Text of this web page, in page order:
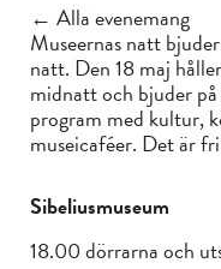
← Alla evenemang
Museernas natt
natt. Den 18 maj
midnatt och bjuder
program med kultur,
museicaféer. Det är
Sibeliusmuseum
18.00 dörrarna och